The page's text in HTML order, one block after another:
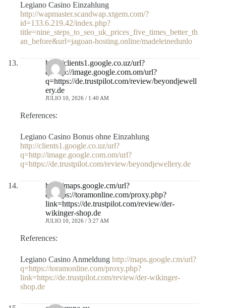
Legiano Casino Einzahlung
http://wapmaster.scandwap.xtgem.com/?
id=133.6.219.42/index.php?
title=nine_steps_to_seo_uk_prices_five_times_better_th
an_before&url=jagoan-hosting.online/madeleinedunlo
http://clients1.google.co.uz/url?
q=http://image.google.com.om/url?
q=https://de.trustpilot.com/review/beyondjewell
ery.de
JULIO 10, 2026 / 1:40 AM
References:
Legiano Casino Bonus ohne Einzahlung
http://clients1.google.co.uz/url?
q=http://image.google.com.om/url?
q=https://de.trustpilot.com/review/beyondjewellery.de
http://maps.google.cm/url?
q=https://toramonline.com/proxy.php?
link=https://de.trustpilot.com/review/der-
wikinger-shop.de
JULIO 10, 2026 / 3:27 AM
References:
Legiano Casino Anmeldung http://maps.google.cm/url?
q=https://toramonline.com/proxy.php?
link=https://de.trustpilot.com/review/der-wikinger-
shop.de